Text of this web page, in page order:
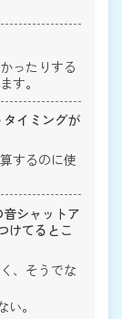
ったりする
す。
イミングが
するのに使
シャットア
けてるとこ
、そうでな
。